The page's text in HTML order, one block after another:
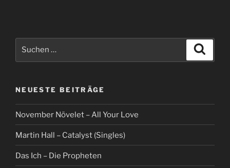
NEUESTE BEITRÄGE
November Növelet – All Your Love
Martin Hall – Catalyst (Singles)
Das Ich – Die Propheten